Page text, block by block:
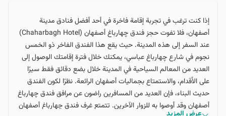
إذا كنت ترغب في تجربة إقامة فاخرة في أحد أفضل فنادق مدينة
أصفهان، فلا تفوت حجز فندق چهارباغ أصفهان (Chaharbagh Hotel)
عند السفر إلى هذه المدينة. حيث يقع هذا الفندق الفاخر ذو الخمس
نجوم في شارع چهارباغ عباسي، يمكنك خلال فترة إقامتك الوصول إلى
العديد من المعالم السياحية في المدينة خلال بضع دقائق فقط سيرًا
على الأقدام، والاستمتاع بجماليات أصفهان الرائعة. نظرًا لكون الفندق
حديث البناء، فإن العديد من المسافرين راضون عن مرافق فندق چهارباغ
أصفهان وقد أوصوا به للزوار الآخرين. تتمتع غرف فندق چهارباغ أصفهان